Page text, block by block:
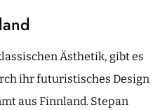
Ästhetik, gibt es
ihr futuristisches Design
aus Finnland. Stepan